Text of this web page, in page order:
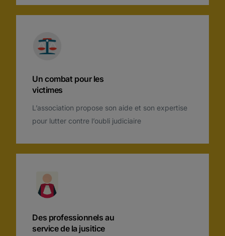
Un combat pour les
victimes
L’association propose son aide et son expertise
pour lutter contre l’oubli judiciaire
Des professionnels au
service de la jusitice